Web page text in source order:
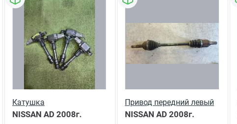
Катушка
NISSAN AD 2008г.
Привод передний левый
NISSAN AD 2008г.